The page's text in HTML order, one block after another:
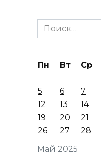
Search
for:
Май 2025
Пн Вт Ср
5
6 7
12
13 14
19
20 21
26
27 28